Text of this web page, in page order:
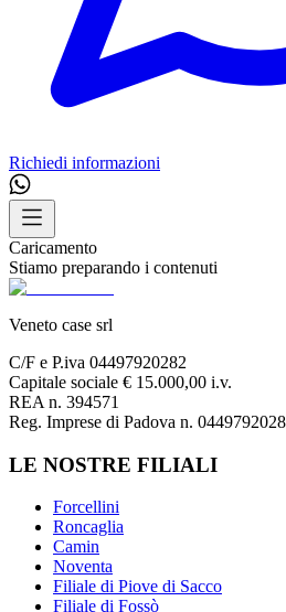
Richiedi informazioni
Caricamento
Stiamo preparando i contenuti
Veneto case srl
C/F e P.iva 04497920282
Capitale sociale € 15.000,00 i.v.
REA n. 394571
Reg. Imprese di Padova n.
LE NOSTRE FILIALI
Forcellini
Roncaglia
Camin
Noventa
Filiale di Piove di Sacco
Filiale di Fossò